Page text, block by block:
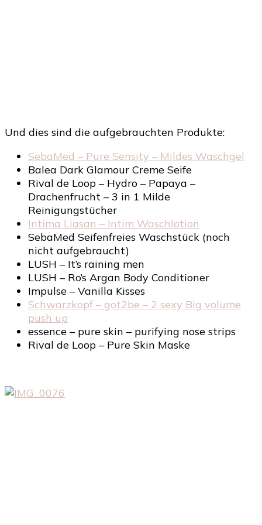
Und dies sind die aufgebrauchten Produkte:
SebaMed – Pure Sensity – Mildes Waschgel
Balea Dark Glamour Creme Seife
Rival de Loop – Hydro – Papaya –
Drachenfrucht – 3 in 1 Milde
Reinigungstücher
Intima Liasan – Intim Waschlotion
SebaMed Seifenfreies Waschstück (noch
nicht aufgebraucht)
LUSH – It’s raining men
LUSH – Ro’s Argan Body Conditioner
Impulse – Vanilla Kisses
Schwarzkopf – got2be – 2 sexy Big volume
push up
essence – pure skin – purifying nose strips
Rival de Loop – Pure Skin Maske